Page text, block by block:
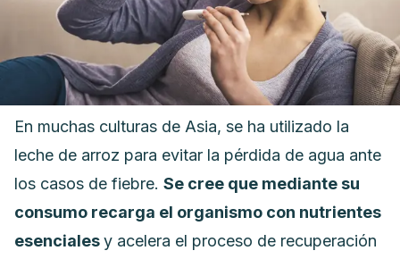
En muchas culturas de Asia, se ha utilizado la
leche de arroz para evitar la pérdida de agua ante
los casos de fiebre. Se cree que mediante su
consumo recarga el organismo con nutrientes
esencialesy acelera el proceso de recuperación